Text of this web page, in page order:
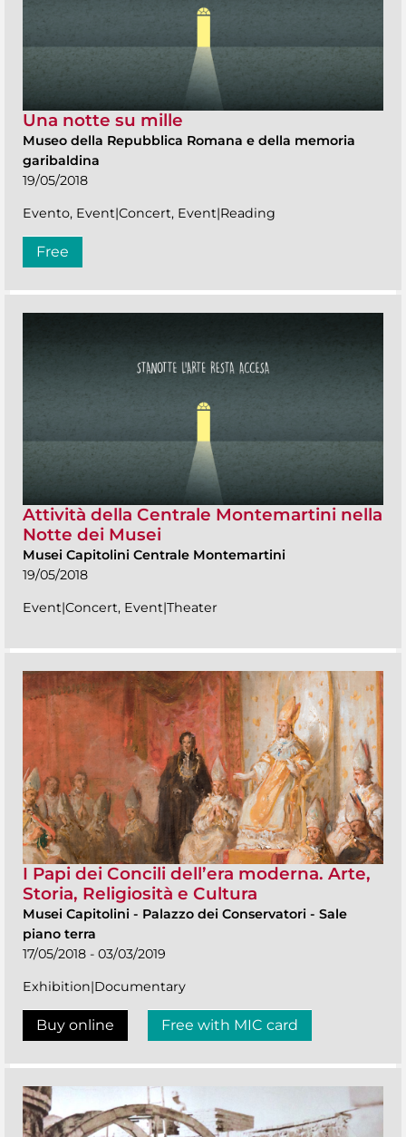
Una notte su mille
Museo della Repubblica Romana e della memoria
garibaldina
19/05/2018
Evento, Event|Concert, Event|Reading
Free
Attività della Centrale Montemartini nella
Notte dei Musei
Musei Capitolini Centrale Montemartini
19/05/2018
Event|Concert, Event|Theater
I Papi dei Concili dell’era moderna. Arte,
Storia, Religiosità e Cultura
Musei Capitolini - Palazzo dei Conservatori - Sale
piano terra
17/05/2018 - 03/03/2019
Exhibition|Documentary
Buy online Free with MIC card